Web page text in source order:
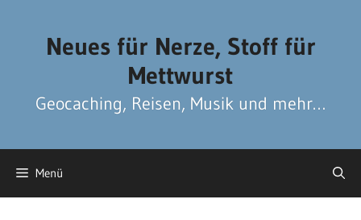
Neues für Nerze, Stoff für
Mettwurst
Geocaching, Reisen, Musik und mehr…
Menü